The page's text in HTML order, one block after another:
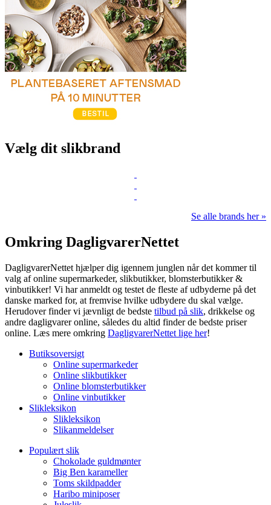
Vælg dit slikbrand
Se alle brands her »
Omkring DagligvarerNettet
DagligvarerNettet hjælper dig igennem junglen når det kommer til
valg af online supermarkeder, slikbutikker, blomsterbutikker &
vinbutikker! Vi har anmeldt og testet de fleste af udbyderne på det
danske marked for, at fremvise hvilke udbydere du skal vælge.
Herudover finder vi jævnligt de bedste tilbud på slik, drikkelse og
andre dagligvarer online, således du altid finder de bedste priser
online. Læs mere omkring DagligvarerNettet lige her!
Butiksoversigt
Online supermarkeder
Online slikbutikker
Online blomsterbutikker
Online vinbutikker
Slikleksikon
Slikleksikon
Slikanmeldelser
Populært slik
Chokolade guldmønter
Big Ben karameller
Toms skildpadder
Haribo miniposer